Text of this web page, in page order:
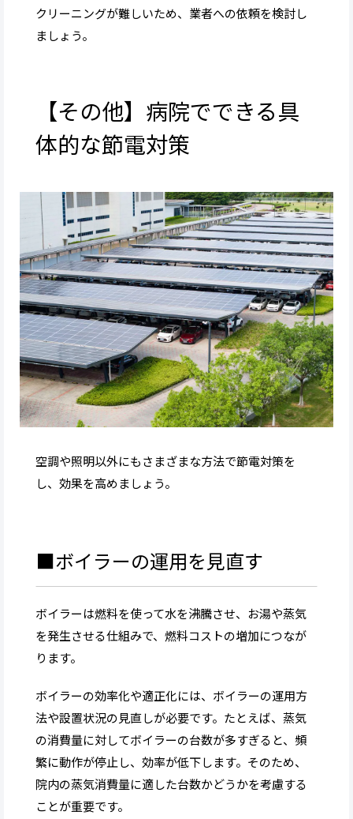
クリーニングが難しいため、業者への依頼を検討し
ましょう。
【その他】病院でできる具
体的な節電対策
空調や照明以外にもさまざまな方法で節電対策を
し、効果を高めましょう。
■ボイラーの運用を見直す
ボイラーは燃料を使って水を沸騰させ、お湯や蒸気
を発生させる仕組みで、燃料コストの増加につなが
ります。
ボイラーの効率化や適正化には、ボイラーの運用方
法や設置状況の見直しが必要です。たとえば、蒸気
の消費量に対してボイラーの台数が多すぎると、頻
繁に動作が停止し、効率が低下します。そのため、
院内の蒸気消費量に適した台数かどうかを考慮する
ことが重要です。